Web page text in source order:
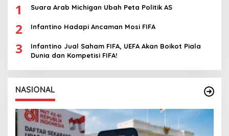
1 Suara Arab Michigan Ubah Peta Politik AS
2 Infantino Hadapi Ancaman Mosi FIFA
3
Infantino Jual Saham FIFA, UEFA Akan Boikot Piala
Dunia dan Kompetisi FIFA!
NASIONAL